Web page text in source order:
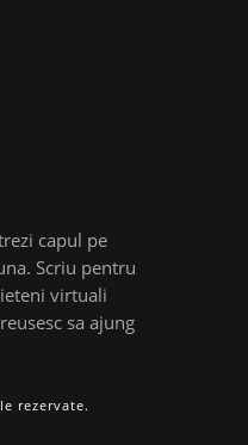
capul pe
Scriu pentru
virtuali
sa ajung
rezervate.